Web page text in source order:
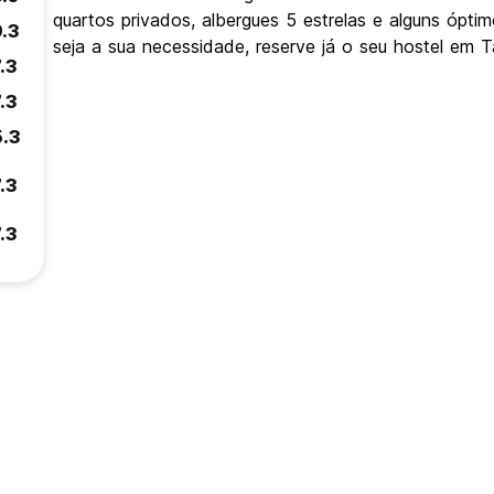
quartos privados, albergues 5 estrelas e alguns
seja a sua necessidade, reserve já o seu hostel em